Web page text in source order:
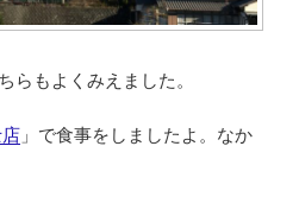
らもよくみえました。
」で食事をしましたよ。なか